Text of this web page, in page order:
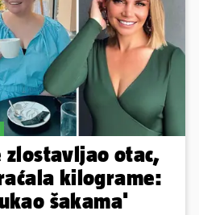
zlostavljao otac,
kilograme:
šakama'